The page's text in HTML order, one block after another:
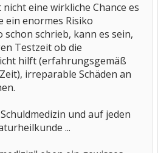
eine wirkliche Chance es
ein enormes Risiko
schon schrieb, kann es sein,
Testzeit ob die
hilft (erfahrungsgemäß
irreparable Schäden an
und auf jeden
...